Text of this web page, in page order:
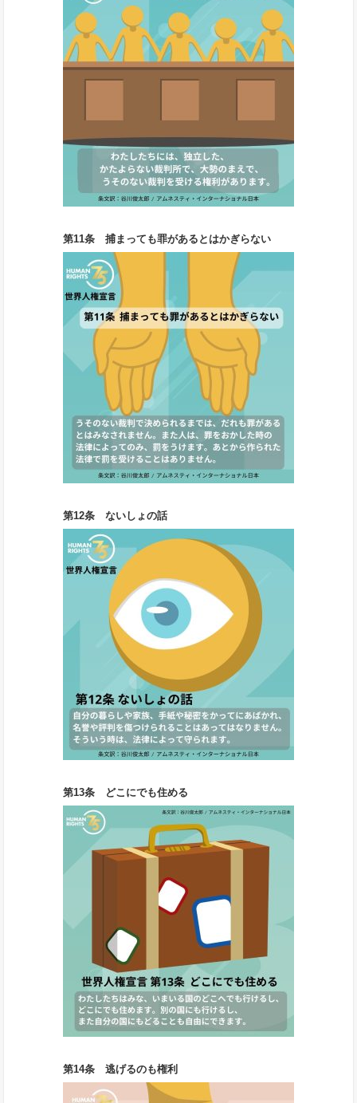
第11条 捕まっても罪があるとはかぎらない
第12条 ないしょの話
第13条 どこにでも住める
第14条 逃げるのも権利